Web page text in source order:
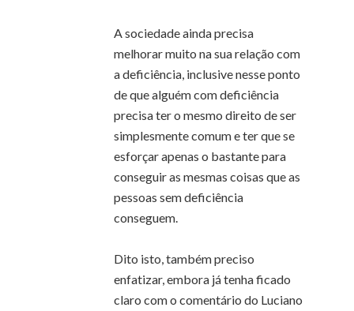
A sociedade ainda precisa
melhorar muito na sua relação com
a deficiência, inclusive nesse ponto
de que alguém com deficiência
precisa ter o mesmo direito de ser
simplesmente comum e ter que se
esforçar apenas o bastante para
conseguir as mesmas coisas que as
pessoas sem deficiência
conseguem.
Dito isto, também preciso
enfatizar, embora já tenha ficado
claro com o comentário do Luciano